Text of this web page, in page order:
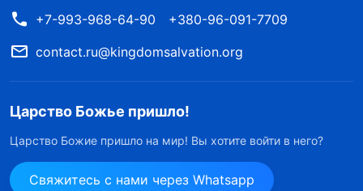
+7-993-968-64-90
+380-96-091-7709
contact.ru@kingdomsalvation.org
Царство Божье пришло!
Царство Божие пришло на мир! Вы хотите войти в него?
Свяжитесь с нами через Whatsapp